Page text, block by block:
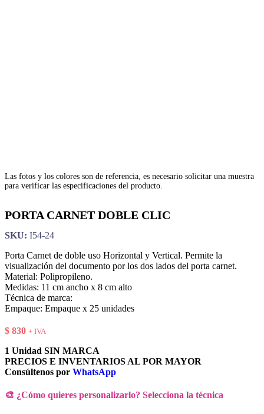
Las fotos y los colores son de referencia, es necesario solicitar una muestra
para verificar las especificaciones del producto.
PORTA CARNET DOBLE CLIC
SKU: I54-24
Porta Carnet de doble uso Horizontal y Vertical. Permite la
visualización del documento por los dos lados del porta carnet.
Material: Polipropileno.
Medidas: 11 cm ancho x 8 cm alto
Técnica de marca:
Empaque: Empaque x 25 unidades
$ 830 + IVA
1 Unidad SIN MARCA
PRECIOS E INVENTARIOS AL POR MAYOR
Consúltenos por WhatsApp
🎨 ¿Cómo quieres personalizarlo? Selecciona la técnica